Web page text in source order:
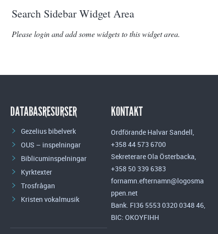
Search Sidebar Widget Area
Please login and add some widgets to this widget area.
DATABASRESURSER
Gezelius bibelverk
OUS – inspelningar
Biblicuminspelningar
Kyrktexter
Trosfrågan
Kristen vokalmusik
KONTAKT
Ordförande Halvar Sandell,
+358 44 573 6700
Sekreterare Ola Österbacka,
+358 50 339 6383
fornamn.efternamn@logosma
ppen.net
Bank. FI36 5553 0320 0348 46,
BIC: OKOYFIHH